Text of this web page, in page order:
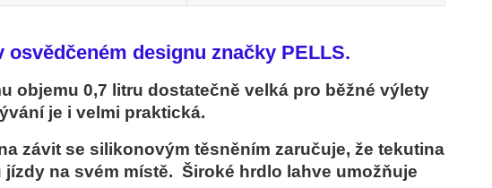
designu značky PELLS.
objemu 0,7 litru dostatečně velká pro běžné výlety
je i velmi praktická.
závit se silikonovým těsněním zaručuje, že tekutina
na svém místě. Široké hrdlo lahve umožňuje